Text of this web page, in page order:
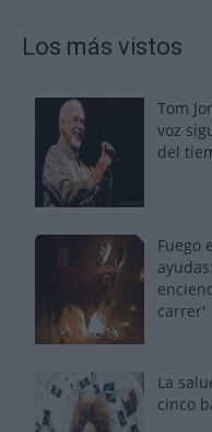
Los más vistos
Tom
voz
del
Fuego
carrer'
La
cinco